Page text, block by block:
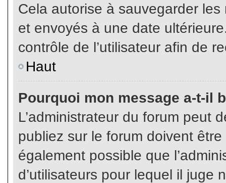
Cela autorise à sauvegarder
et envoyés à une date
contrôle de l’utilisateur afin de
Haut
Pourquoi mon message a-t-il
L’administrateur du forum peut
publiez sur le forum doivent
également possible que
d’utilisateurs pour lequel il juge